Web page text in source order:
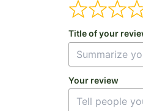
Title of your
Your review